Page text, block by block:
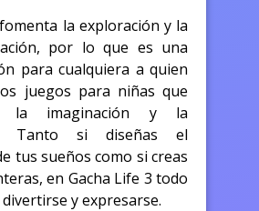
la exploración y la
por lo que es una
para cualquiera a quien
juegos para niñas que
la imaginación y la
Tanto si diseñas el
tus sueños como si creas
en Gacha Life 3 todo
y expresarse.